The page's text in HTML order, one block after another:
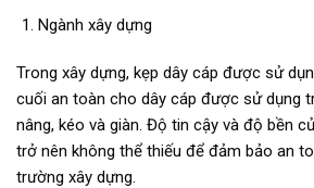
Ngành xây dựng
Trong xây dựng, kẹp dây cáp được sử
cuối an toàn cho dây cáp được sử dụng
nâng, kéo và giàn. Độ tin cậy và độ bền
trở nên không thể thiếu để đảm bảo an
trường xây dựng.